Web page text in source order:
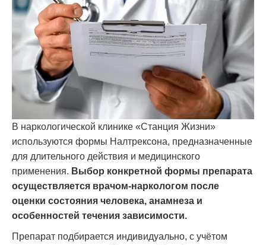
В наркологической клинике «Станция Жизни»
используются формы Налтрексона, предназначенные
для длительного действия и медицинского
применения. Выбор конкретной формы препарата
осуществляется врачом-наркологом после
оценки состояния человека, анамнеза и
особенностей течения зависимости.
Препарат подбирается индивидуально, с учётом